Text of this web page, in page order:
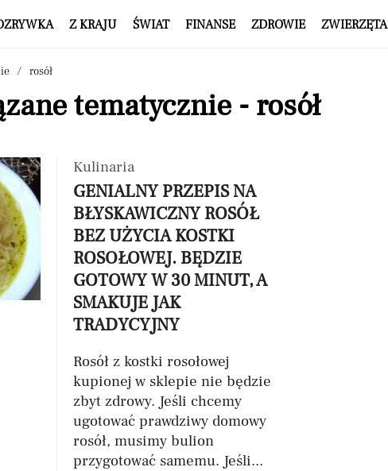
Z KRAJU ŚWIAT FINANSE ZDROWIE ZWIERZĘTA
rosół
tematycznie - rosół
Kulinaria
GENIALNY PRZEPIS NA
BŁYSKAWICZNY ROSÓŁ
BEZ UŻYCIA KOSTKI
ROSOŁOWEJ. BĘDZIE
GOTOWY W 30 MINUT, A
SMAKUJE JAK
TRADYCYJNY
Rosół z kostki rosołowej
kupionej w sklepie nie będzie
zbyt zdrowy. Jeśli chcemy
ugotować prawdziwy domowy
rosół, musimy bulion
przygotować samemu. Jeśli...